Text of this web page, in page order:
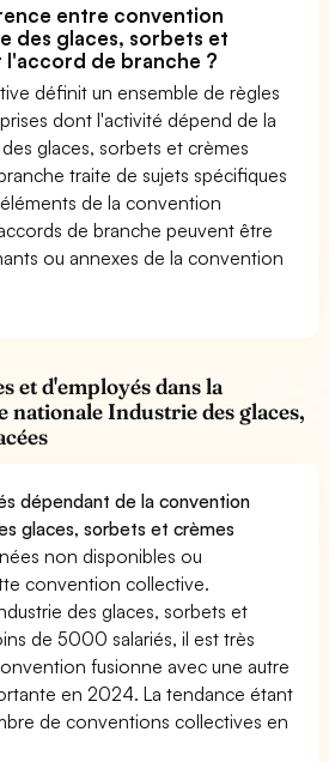
entre convention
des glaces, sorbets et
l'accord de branche ?
définit un ensemble de règles
dont l'activité dépend de la
glaces, sorbets et crèmes
traite de sujets spécifiques
de la convention
de branche peuvent être
ou annexes de la convention
et d'employés dans la
nationale Industrie des glaces,
dépendant de la convention
glaces, sorbets et crèmes
non disponibles ou
convention collective.
des glaces, sorbets et
de 5000 salariés, il est très
fusionne avec une autre
en 2024. La tendance étant
de conventions collectives en